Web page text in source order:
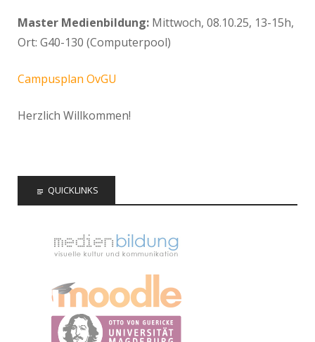
Master Medienbildung: Mittwoch, 08.10.25, 13-15h,
Ort: G40-130 (Computerpool)
Campusplan OvGU
Herzlich Willkommen!
QUICKLINKS